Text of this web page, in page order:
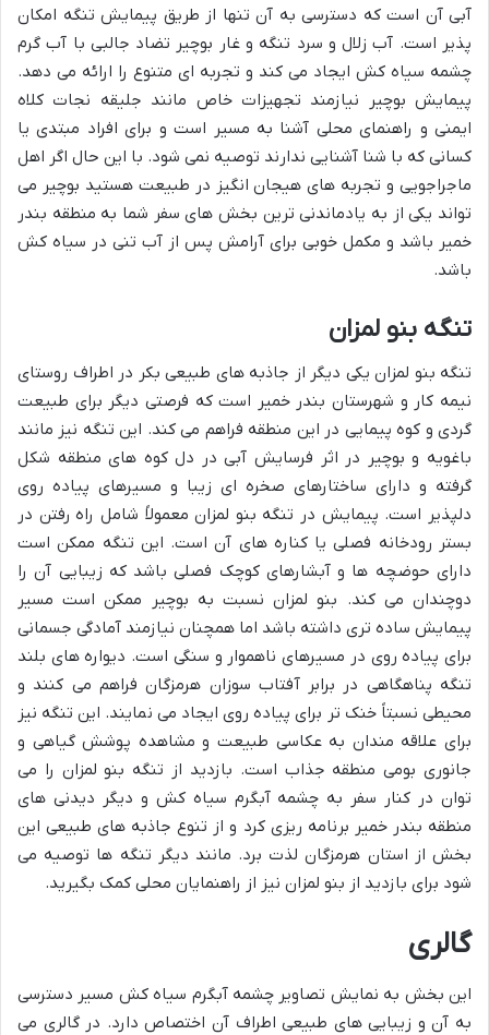
آبی آن است که دسترسی به آن تنها از طریق پیمایش تنگه امکان
پذیر است. آب زلال و سرد تنگه و غار بوچیر تضاد جالبی با آب گرم
چشمه سیاه کش ایجاد می کند و تجربه ای متنوع را ارائه می دهد.
پیمایش بوچیر نیازمند تجهیزات خاص مانند جلیقه نجات کلاه
ایمنی و راهنمای محلی آشنا به مسیر است و برای افراد مبتدی یا
کسانی که با شنا آشنایی ندارند توصیه نمی شود. با این حال اگر اهل
ماجراجویی و تجربه های هیجان انگیز در طبیعت هستید بوچیر می
تواند یکی از به یادماندنی ترین بخش های سفر شما به منطقه بندر
خمیر باشد و مکمل خوبی برای آرامش پس از آب تنی در سیاه کش
باشد.
تنگه بنو لمزان
تنگه بنو لمزان یکی دیگر از جاذبه های طبیعی بکر در اطراف روستای
نیمه کار و شهرستان بندر خمیر است که فرصتی دیگر برای طبیعت
گردی و کوه پیمایی در این منطقه فراهم می کند. این تنگه نیز مانند
باغویه و بوچیر در اثر فرسایش آبی در دل کوه های منطقه شکل
گرفته و دارای ساختارهای صخره ای زیبا و مسیرهای پیاده روی
دلپذیر است. پیمایش در تنگه بنو لمزان معمولاً شامل راه رفتن در
بستر رودخانه فصلی یا کناره های آن است. این تنگه ممکن است
دارای حوضچه ها و آبشارهای کوچک فصلی باشد که زیبایی آن را
دوچندان می کند. بنو لمزان نسبت به بوچیر ممکن است مسیر
پیمایش ساده تری داشته باشد اما همچنان نیازمند آمادگی جسمانی
برای پیاده روی در مسیرهای ناهموار و سنگی است. دیواره های بلند
تنگه پناهگاهی در برابر آفتاب سوزان هرمزگان فراهم می کنند و
محیطی نسبتاً خنک تر برای پیاده روی ایجاد می نمایند. این تنگه نیز
برای علاقه مندان به عکاسی طبیعت و مشاهده پوشش گیاهی و
جانوری بومی منطقه جذاب است. بازدید از تنگه بنو لمزان را می
توان در کنار سفر به چشمه آبگرم سیاه کش و دیگر دیدنی های
منطقه بندر خمیر برنامه ریزی کرد و از تنوع جاذبه های طبیعی این
بخش از استان هرمزگان لذت برد. مانند دیگر تنگه ها توصیه می
شود برای بازدید از بنو لمزان نیز از راهنمایان محلی کمک بگیرید.
گالری
این بخش به نمایش تصاویر چشمه آبگرم سیاه کش مسیر دسترسی
به آن و زیبایی های طبیعی اطراف آن اختصاص دارد. در گالری می